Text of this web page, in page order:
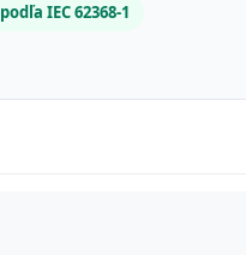
IEC 62368-1